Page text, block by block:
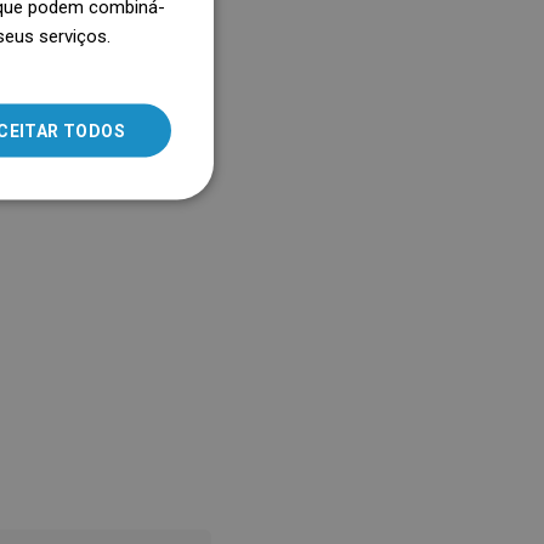
no ambiente.
SLOVAK
ROMANIAN
FRENCH
podem combiná-
serviços.
TODOS